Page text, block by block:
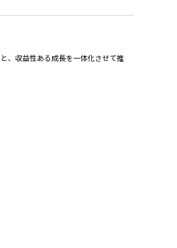
、収益性ある成長を一体化させて推